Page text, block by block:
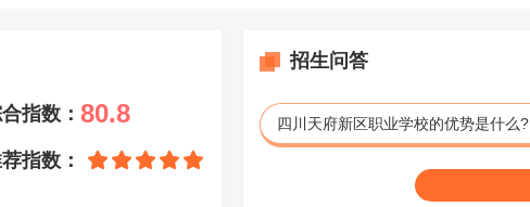
指数： 80.8
指数：
招生问答
四川天府新区职业学校的优势是什么?